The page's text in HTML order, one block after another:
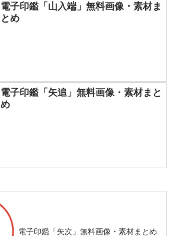
電子印鑑「山入端」無料画像・素材ま
とめ
電子印鑑「矢追」無料画像・素材まと
め
電子印鑑「矢次」無料画像・素材まとめ